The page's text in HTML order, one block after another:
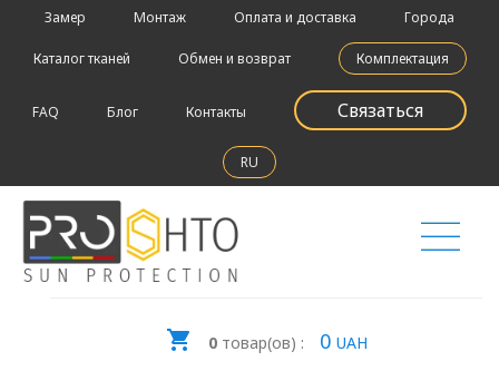
Замер Монтаж Оплата и доставка Города
Каталог тканей Обмен и возврат Комплектация
FAQ Блог Контакты Связаться
RU
0товар(ов) : 0 UAH